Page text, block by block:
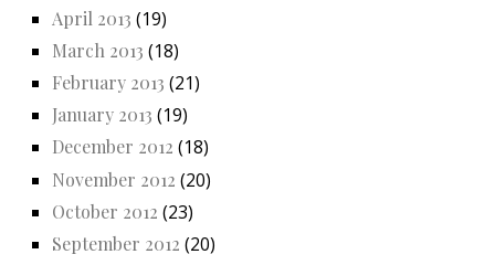
April 2013 (19)
March 2013 (18)
February 2013 (21)
January 2013 (19)
December 2012 (18)
November 2012 (20)
October 2012 (23)
September 2012 (20)